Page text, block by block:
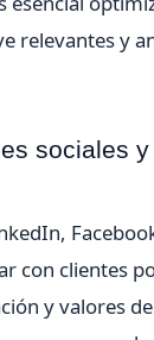
relevantes y
sociales
con clientes
y valores